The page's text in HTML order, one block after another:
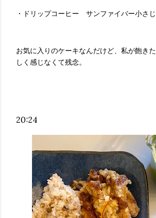
・ドリップコーヒー サンファイバー小さ
お気に入りのケーキなんだけど、私が飽き
しく感じなくて残念。
20:24